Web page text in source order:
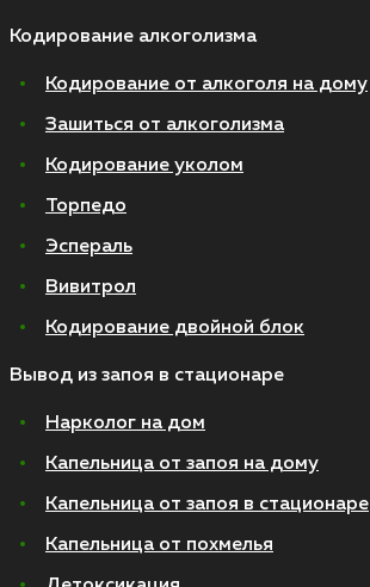
Кодирование алкоголизма
Кодирование от алкоголя на дому
Зашиться от алкоголизма
Кодирование уколом
Торпедо
Эспераль
Вивитрол
Кодирование двойной блок
Вывод из запоя в стационаре
Нарколог на дом
Капельница от запоя на дому
Капельница от запоя в стационаре
Капельница от похмелья